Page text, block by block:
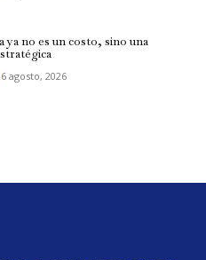
ya no es un costo, sino una
6 agosto, 2026